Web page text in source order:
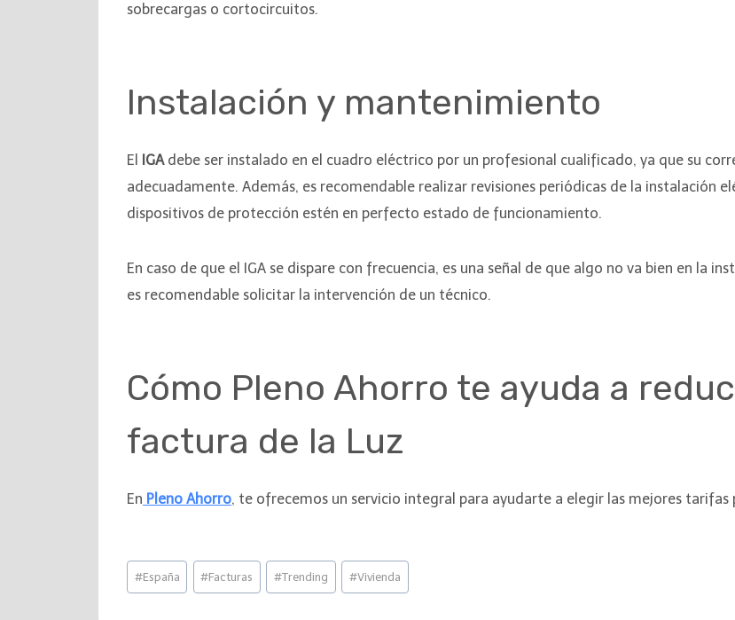
sobrecargas o cortocircuitos.
Instalación y mantenimiento
El IGAdebe ser instalado en el cuadro eléctrico por un profesional cualificado, ya que su
adecuadamente. Además, es recomendable realizar revisiones periódicas de la instalación
dispositivos de protección estén en perfecto estado de funcionamiento.
En caso de que el IGA se dispare con frecuencia, es una señal de que algo no va bien en la
es recomendable solicitar la intervención de un técnico.
Cómo Pleno Ahorro te ayuda a
factura de la Luz
En Pleno Ahorro, te ofrecemos un servicio integral para ayudarte a elegir las mejores
#España #Facturas #Trending #Vivienda